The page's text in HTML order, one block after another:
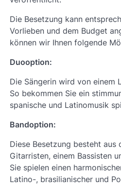
Die Besetzung kann
Vorlieben und dem Budget
können wir Ihnen folgende
Duooption:
Die Sängerin wird von einem
So bekommen Sie ein
spanische und Latinomusik
Bandoption:
Diese Besetzung besteht aus
Gitarristen, einem Bassisten
Sie spielen einen
Latino-, brasilianischer und